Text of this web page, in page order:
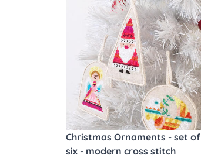
Christmas Ornaments - set of
six - modern cross stitch